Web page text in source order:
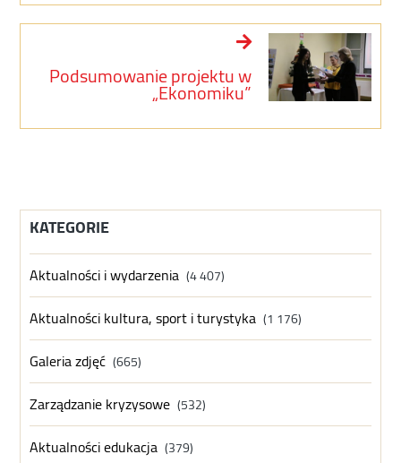
Podsumowanie projektu w
„Ekonomiku”
KATEGORIE
Aktualności i wydarzenia (4 407)
Aktualności kultura, sport i turystyka (1 176)
Galeria zdjęć (665)
Zarządzanie kryzysowe (532)
Aktualności edukacja (379)